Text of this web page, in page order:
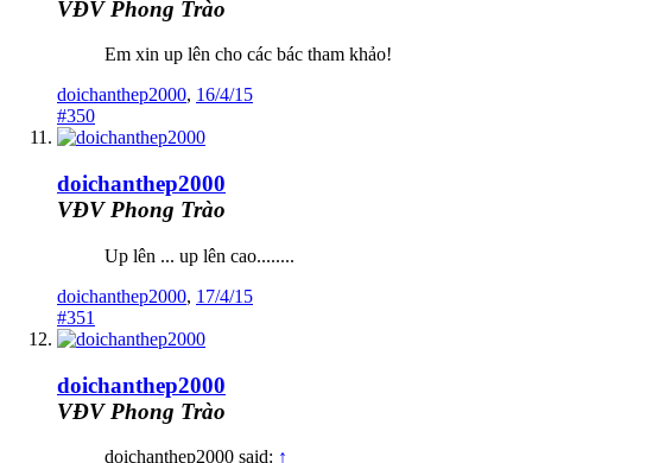
VĐV Phong Trào
Em xin up lên cho các bác tham khảo!
doichanthep2000, 16/4/15
#350
doichanthep2000
VĐV Phong Trào
Up lên ... up lên cao........
doichanthep2000, 17/4/15
#351
doichanthep2000
VĐV Phong Trào
doichanthep2000 said: ↑